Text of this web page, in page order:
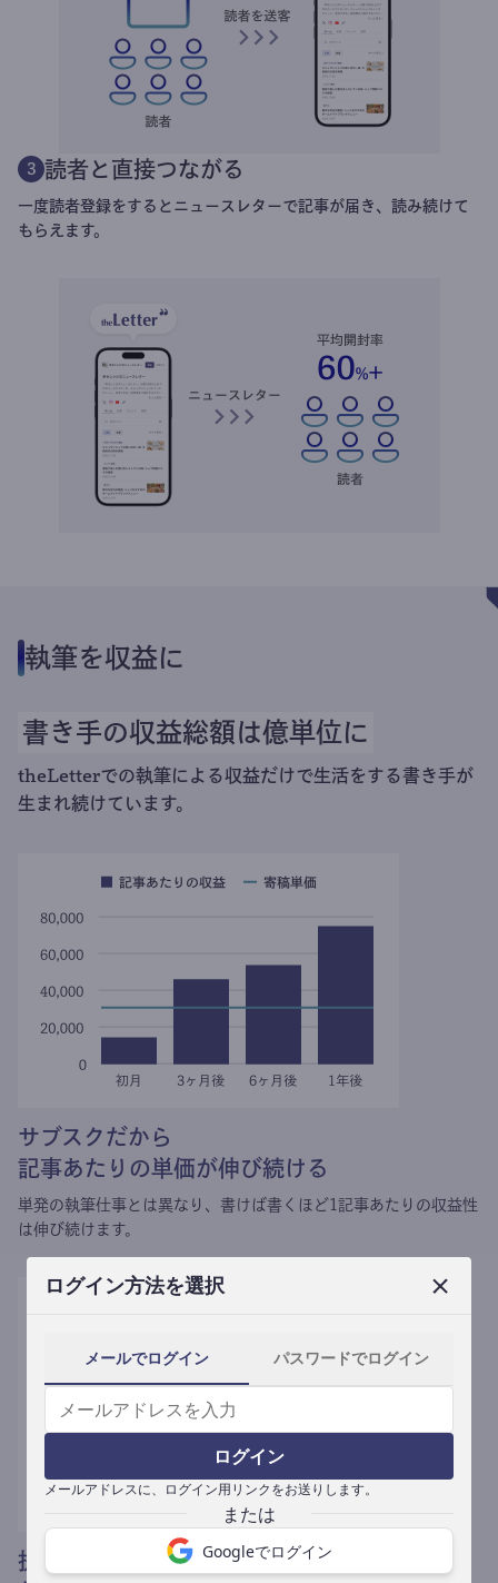
ログイン方法を選択
メールでログイン パスワードでログイン
ログイン
メールアドレスに、ログイン用リンクをお送りします。
Googleでログイン
3 読者と直接つながる
一度読者登録をするとニュースレターで記事が届き、読み続けて
もらえます。
執筆を収益に
書き手の収益総額は億単位に
theLetterでの執筆による収益だけで生活をする書き手が
生まれ続けています。
サブスクだから
記事あたりの単価が伸び続ける
単発の執筆仕事とは異なり、 書けば書くほど1記事あたりの収益性
は伸び続けます。
提携媒体による記事買い取りで